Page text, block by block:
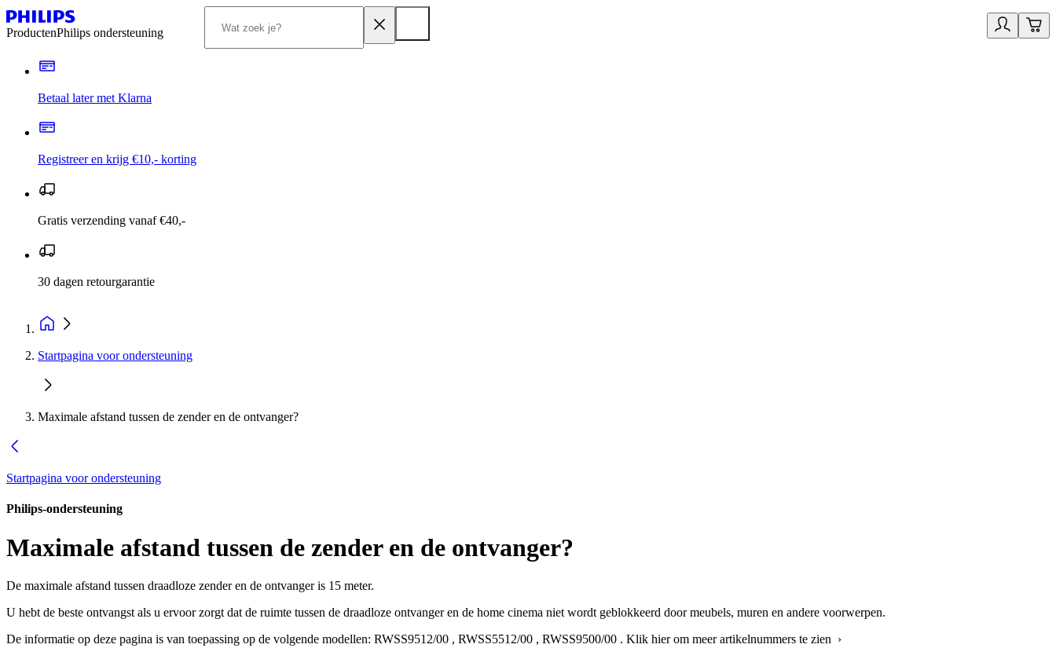
ProductenPhilips ondersteuning
Betaal later met Klarna
Registreer en krijg €10,- korting
Gratis verzending vanaf €40,-
30 dagen retourgarantie
Startpagina voor ondersteuning
Maximale afstand tussen de zender en de ontvanger?
Startpagina voor ondersteuning
Philips-ondersteuning
Maximale afstand tussen de zender en de ontvanger?
De maximale afstand tussen draadloze zender en de ontvanger is 15 meter.
U hebt de beste ontvangst als u ervoor zorgt dat de ruimte tussen de draadloze ontvanger en de home cinema niet wordt geblokkeerd door meubels, muren en andere voorwerpen.
De informatie op deze pagina is van toepassing op de volgende modellen: RWSS9512/00 , RWSS5512/00 , RWSS9500/00 . Klik hier om meer artikelnummers te zien ›